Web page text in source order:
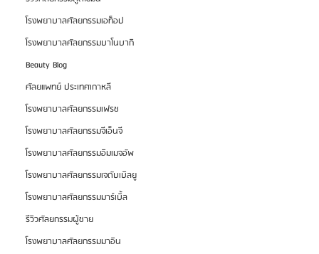
โรงพยาบาลศัลยกรรมเอท็อป
โรงพยาบาลศัลยกรรมบาโนบากิ
Beauty Blog
ศัลยแพทย์ ประเทศเกาหลี
โรงพยาบาลศัลยกรรมเฟรช
โรงพยาบาลศัลยกรรมจีเอ็นจี
โรงพยาบาลศัลยกรรมอิมเมจอัพ
โรงพยาบาลศัลยกรรมเจดับเบิลยู
โรงพยาบาลศัลยกรรมมาร์เบิ้ล
รีวิวศัลยกรรมผู้ชาย
โรงพยาบาลศัลยกรรมมาอิน